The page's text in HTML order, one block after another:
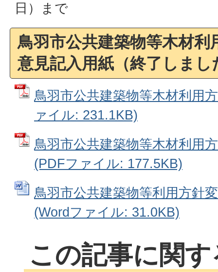
日）まで
鳥羽市公共建築物等木材利
意見記入用紙（終了しまし
鳥羽市公共建築物等木材利用
ァイル: 231.1KB)
鳥羽市公共建築物等木材利用
(PDFファイル: 177.5KB)
鳥羽市公共建築物等利用方針
(Wordファイル: 31.0KB)
この記事に関